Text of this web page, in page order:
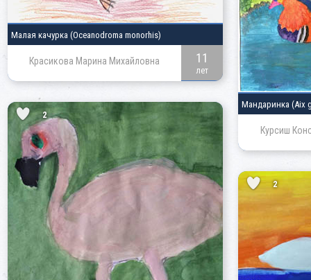
Малая качурка (Oceanodroma monorhis)
Красикова Марина Михайловна 11
лет
Мандаринка (Aix
Курсиш
2
2